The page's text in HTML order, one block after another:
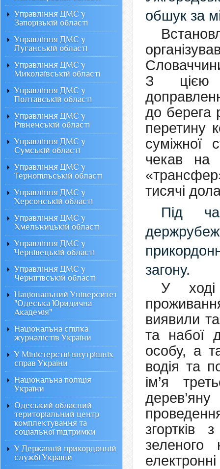
обшук за
З цією
до берега
перетину
суміжної
чекав на
тисячі
Під
загону.
У
виявили
та набої
особу, а
водія та
ім’я
згортків
зеленого
Управління ДМС у
Запорізькій області
Управління ДМС у
Луганській області
Управління ДМС у
Миколаївській області
Управління ДМС у
Полтавській області
Управління ДМС у
Рівненській області
Управління ДМС у
Сумській області
Управління ДМС у
Тернопільській області
Управління ДМС у
Херсонській області
Управління ДМС у
Хмельницькій області
Управління ДМС у
Чернівецькій області
Управління ДМС у
Чернігівській області
Національний Університет
"Одеська Юридична
Академія"
Національна спілка
журналістів України
У Міністерстві внутрішніх
справ України
Національна поліція
України
Одеський обласний
територіальний центр
комплектування та
соціальної підтримки
У Державній прикордонній
службі України